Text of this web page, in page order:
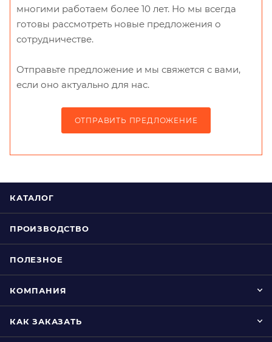
многими работаем более 10 лет. Но мы всегда
готовы рассмотреть новые предложения о
сотрудничестве.
Отправьте предложение и мы свяжется с вами,
если оно актуально для нас.
ОТПРАВИТЬ ПРЕДЛОЖЕНИЕ
КАТАЛОГ
ПРОИЗВОДСТВО
ПОЛЕЗНОЕ
КОМПАНИЯ
КАК ЗАКАЗАТЬ